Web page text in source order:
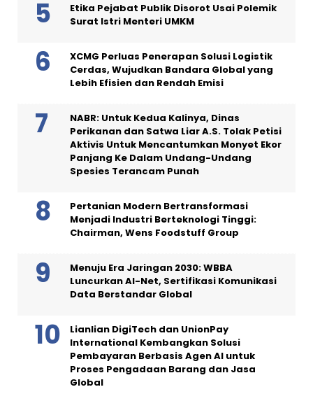
Etika Pejabat Publik Disorot Usai Polemik
Surat Istri Menteri UMKM
XCMG Perluas Penerapan Solusi Logistik
Cerdas, Wujudkan Bandara Global yang
Lebih Efisien dan Rendah Emisi
NABR: Untuk Kedua Kalinya, Dinas
Perikanan dan Satwa Liar A.S. Tolak Petisi
Aktivis Untuk Mencantumkan Monyet Ekor
Panjang Ke Dalam Undang-Undang
Spesies Terancam Punah
Pertanian Modern Bertransformasi
Menjadi Industri Berteknologi Tinggi:
Chairman, Wens Foodstuff Group
Menuju Era Jaringan 2030: WBBA
Luncurkan AI-Net, Sertifikasi Komunikasi
Data Berstandar Global
Lianlian DigiTech dan UnionPay
International Kembangkan Solusi
Pembayaran Berbasis Agen AI untuk
Proses Pengadaan Barang dan Jasa
Global